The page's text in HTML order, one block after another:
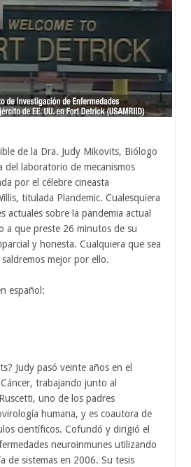
de la Dra. Judy Mikovits, Biólogo
del laboratorio de mecanismos
por el célebre cineasta
titulada Plandemic. Cualesquiera
actuales sobre la pandemia actual
a que preste 26 minutos de su
y honesta. Cualquiera que sea
mejor por ello.
español:
Judy pasó veinte años en el
trabajando junto al
uno de los padres
humana, y es coautora de
científicos. Cofundó y dirigió el
neuroinmunes utilizando
de sistemas en 2006. Su tesis